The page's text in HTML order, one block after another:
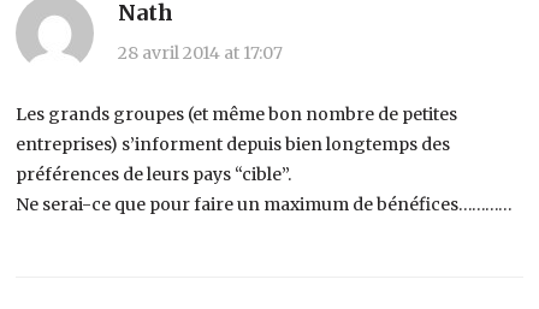
Nath
28 avril 2014 at 17:07
Les grands groupes (et même bon nombre de petites
entreprises) s’informent depuis bien longtemps des
préférences de leurs pays “cible”.
Ne serai-ce que pour faire un maximum de bénéfices…………